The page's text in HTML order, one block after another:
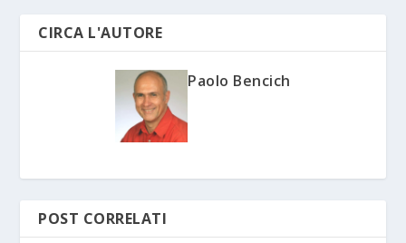
CIRCA L'AUTORE
Paolo Bencich
POST CORRELATI